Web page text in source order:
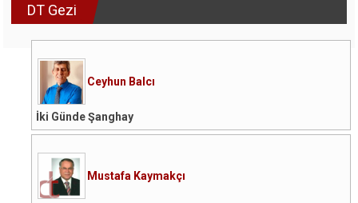
DT Gezi
Ceyhun Balcı
İki Günde Şanghay
Mustafa Kaymakçı